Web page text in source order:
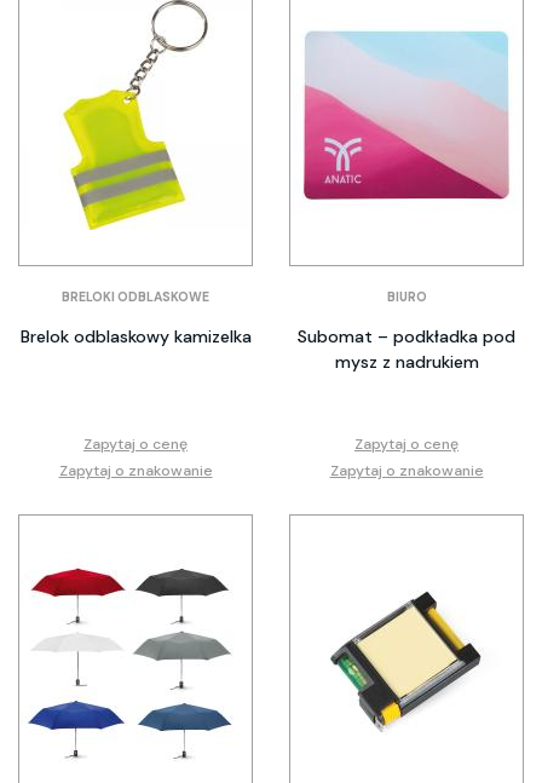
BRELOKI ODBLASKOWE
Brelok odblaskowy kamizelka
Zapytaj o cenę
Zapytaj o znakowanie
BIURO
Subomat – podkładka pod
mysz z nadrukiem
Zapytaj o cenę
Zapytaj o znakowanie